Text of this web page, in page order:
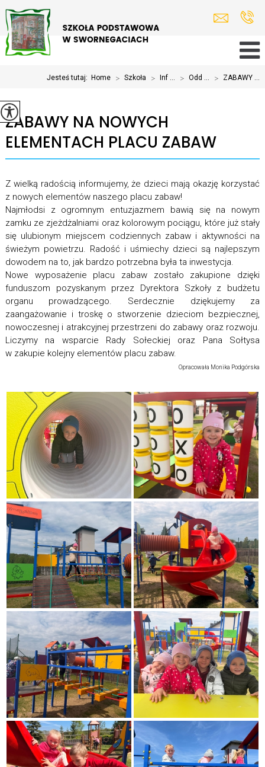
Jesteś tutaj: Home > Szkoła > Inf ... > Odd ... > ZABAWY ...
ZABAWY NA NOWYCH
ELEMENTACH PLACU ZABAW
Z wielką radością informujemy, że dzieci mają okazję korzystać
z nowych elementów naszego placu zabaw!
Najmłodsi z ogromnym entuzjazmem bawią się na nowym
zamku ze zjeżdżalniami oraz kolorowym pociągu, które już stały
się ulubionym miejscem codziennych zabaw i aktywności na
świeżym powietrzu. Radość i uśmiechy dzieci są najlepszym
dowodem na to, jak bardzo potrzebna była ta inwestycja.
Nowe wyposażenie placu zabaw zostało zakupione dzięki
funduszom pozyskanym przez Dyrektora Szkoły z budżetu
organu prowadzącego. Serdecznie dziękujemy za
zaangażowanie i troskę o stworzenie dzieciom bezpiecznej,
nowoczesnej i atrakcyjnej przestrzeni do zabawy oraz rozwoju.
Liczymy na wsparcie Rady Sołeckiej oraz Pana Sołtysa
w zakupie kolejny elementów placu zabaw.
Opracowała Monika Podgórska